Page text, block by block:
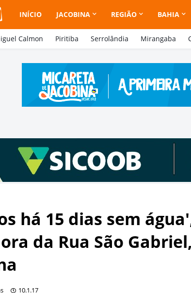
INÍCIO JACOBINA REGIÃO BAHIA
Calmon Piritiba Serrolândia Mirangaba
há 15 dias sem
da Rua São
10.1.17